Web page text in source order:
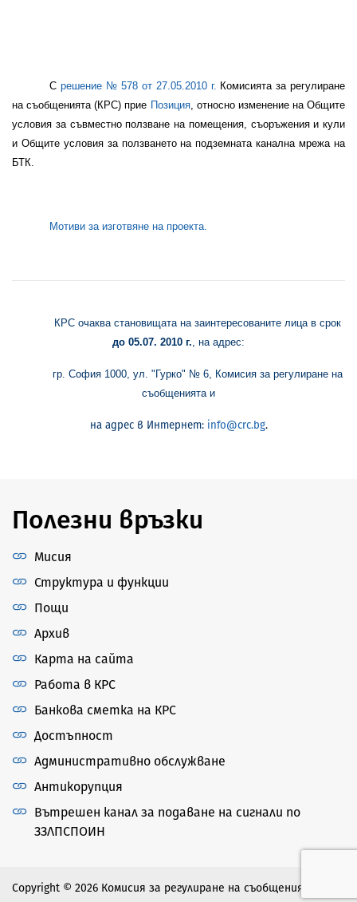
С решение № 578 от 27.05.2010 г. Комисията за регулиране
на съобщенията (КРС) прие Позиция, относноизменение на Общите
условия за съвместно ползване на помещения, съоръжения и кули
и Общите условия за ползването на подземната канална мрежа на
БТК
Мотиви за изготвяне на проекта.
КРС очаква становищата на заинтересованите лица в срок
до 05.07. 2010 г. , на адрес:
гр. София 1000, ул. "Гурко" № 6, Комисия за регулиране на
съобщенията и
на адрес в Интернет: info@crc.bg.
Полезни връзки
Мисия
Структура и функции
Пощи
Архив
Карта на сайта
Работа в КРС
Банкова сметка на КРС
Достъпност
Административно обслужване
Антикорупция
Вътрешен канал за подаване на сигнали по
ЗЗЛПСПОИН
Copyright © 2026 Комисия за регулиране на съобщенията